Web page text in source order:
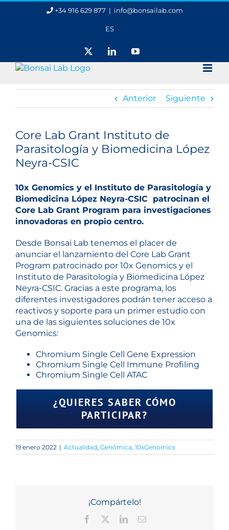
Saltar
+34 916 629 877 | info@bonsailab.com
ES
LinkedInYouTube
Anterior
Siguiente
más
grande
Core Lab Grant Instituto de
Parasitología y Biomedicina López
Neyra-CSIC
10x Genomics y el Instituto de Parasitología y
Biomedicina López Neyra-CSIC patrocinan el
Core Lab Grant Program para investigaciones
innovadoras en propio centro.
Desde Bonsai Lab tenemos el placer de
anunciar el lanzamiento del Core Lab Grant
Program patrocinado por 10x Genomics y el
Instituto de Parasitología y Biomedicina López
Neyra-CSIC. Gracias a este programa, los
diferentes investigadores podrán tener acceso a
reactivos y soporte para un primer estudio con
una de las siguientes soluciones de 10x
Genomics:
Chromium Single Cell Gene Expression
Chromium Single Cell Immune Profiling
Chromium Single Cell ATAC
¿QUIERES SABER CÓMO
PARTICIPAR?
19 enero 2022 | Actualidad, Genómica, 10xGenomics
¡Compártelo!
Facebook LinkedInCorreo